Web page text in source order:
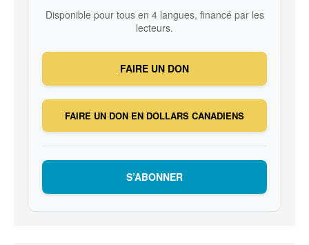
Disponible pour tous en 4 langues, financé par les
lecteurs.
FAIRE UN DON
FAIRE UN DON EN DOLLARS CANADIENS
S’ABONNER